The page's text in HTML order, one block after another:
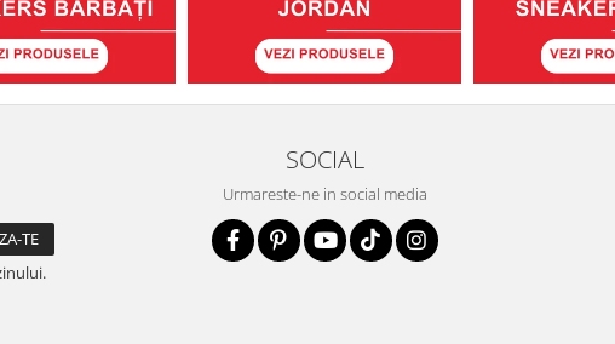
SOCIAL
Urmareste-ne in social media